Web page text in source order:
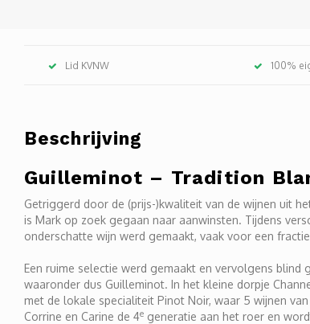
Lid KVNW 100%
Beschrijving
Guilleminot – Tradition
Getriggerd door de (prijs-)kwaliteit van de wijnen uit
is Mark op zoek gegaan naar aanwinsten. Tijdens
onderschatte wijn werd gemaakt, vaak voor een
Een ruime selectie werd gemaakt en vervolgens blind
waaronder dus Guilleminot. In het kleine dorpje
met de lokale specialiteit Pinot Noir, waar 5 wijnen
Corrine en Carine de 4e generatie aan het roer en